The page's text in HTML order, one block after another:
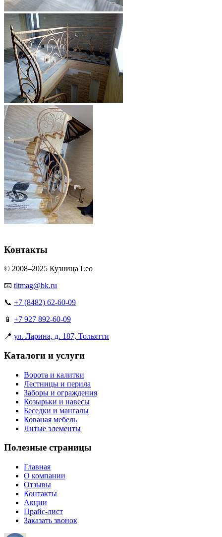
Контакты
© 2008–2025 Кузница Leo
📧 tltmag@bk.ru
📞 +7 (8482) 62-60-09
📱 +7 927 892-60-09
📍 ул. Ларина, д. 187, Тольятти
Каталоги и услуги
Ворота и калитки
Лестницы и перила
Заборы и ограждения
Козырьки и навесы
Беседки и мангалы
Кованая мебель
Литые элементы
Полезные страницы
Главная
О компании
Отзывы
Контакты
Акции
Прайс-лист
Заказать звонок